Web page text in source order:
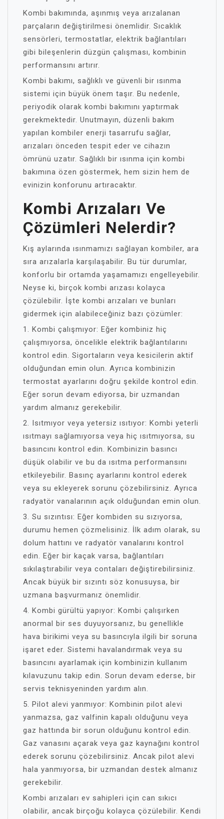
Kombi bakımında, aşınmış veya arızalanan
parçaların değiştirilmesi önemlidir. Sıcaklık
sensörleri, termostatlar, elektrik bağlantıları
gibi bileşenlerin düzgün çalışması, kombinin
performansını artırır.
Kombi bakımı, sağlıklı ve güvenli bir ısınma
sistemi için büyük önem taşır. Bu nedenle,
periyodik olarak kombi bakımını yaptırmak
gerekmektedir. Unutmayın, düzenli bakım
yapılan kombiler enerji tasarrufu sağlar,
arızaları önceden tespit eder ve cihazın
ömrünü uzatır. Sağlıklı bir ısınma için kombi
bakımına özen göstermek, hem sizin hem de
evinizin konforunu artıracaktır.
Kombi Arızaları Ve
Çözümleri Nelerdir?
Kış aylarında ısınmamızı sağlayan kombiler, ara
sıra arızalarla karşılaşabilir. Bu tür durumlar,
konforlu bir ortamda yaşamamızı engelleyebilir.
Neyse ki, birçok kombi arızası kolayca
çözülebilir. İşte kombi arızaları ve bunları
gidermek için alabileceğiniz bazı çözümler:
1. Kombi çalışmıyor: Eğer kombiniz hiç
çalışmıyorsa, öncelikle elektrik bağlantılarını
kontrol edin. Sigortaların veya kesicilerin aktif
olduğundan emin olun. Ayrıca kombinizin
termostat ayarlarını doğru şekilde kontrol edin.
Eğer sorun devam ediyorsa, bir uzmandan
yardım almanız gerekebilir.
2. Isıtmıyor veya yetersiz ısıtıyor: Kombi yeterli
ısıtmayı sağlamıyorsa veya hiç ısıtmıyorsa, su
basıncını kontrol edin. Kombinizin basıncı
düşük olabilir ve bu da ısıtma performansını
etkileyebilir. Basınç ayarlarını kontrol ederek
veya su ekleyerek sorunu çözebilirsiniz. Ayrıca
radyatör vanalarının açık olduğundan emin olun.
3. Su sızıntısı: Eğer kombiden su sızıyorsa,
durumu hemen çözmelisiniz. İlk adım olarak, su
dolum hattını ve radyatör vanalarını kontrol
edin. Eğer bir kaçak varsa, bağlantıları
sıkılaştırabilir veya contaları değiştirebilirsiniz.
Ancak büyük bir sızıntı söz konusuysa, bir
uzmana başvurmanız önemlidir.
4. Kombi gürültü yapıyor: Kombi çalışırken
anormal bir ses duyuyorsanız, bu genellikle
hava birikimi veya su basıncıyla ilgili bir soruna
işaret eder. Sistemi havalandırmak veya su
basıncını ayarlamak için kombinizin kullanım
kılavuzunu takip edin. Sorun devam ederse, bir
servis teknisyeninden yardım alın.
5. Pilot alevi yanmıyor: Kombinin pilot alevi
yanmazsa, gaz valfinin kapalı olduğunu veya
gaz hattında bir sorun olduğunu kontrol edin.
Gaz vanasını açarak veya gaz kaynağını kontrol
ederek sorunu çözebilirsiniz. Ancak pilot alevi
hala yanmıyorsa, bir uzmandan destek almanız
gerekebilir.
Kombi arızaları ev sahipleri için can sıkıcı
olabilir, ancak birçoğu kolayca çözülebilir. Kendi